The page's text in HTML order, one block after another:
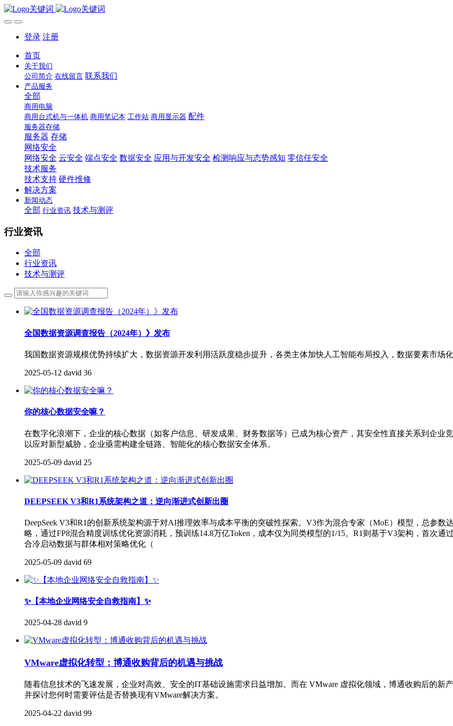
登录 注册
首页
关于我们
公司简介 在线留言 联系我们
产品服务
全部
商用电脑
商用台式机与一体机 商用笔记本 工作站 商用显示器 配件
服务器存储
服务器 存储
网络安全
网络安全 云安全 端点安全 数据安全 应用与开发安全 检测响应与态势感知 零信任安全
技术服务
技术支持 硬件维修
解决方案
新闻动态
全部 行业资讯 技术与测评
行业资讯
全部
行业资讯
技术与测评
全国数据资源调查报告（2024年）》发布
我国数据资源规模优势持续扩大，数据资源开发利用活跃度稳步提升，各类主体加快人工智能布局投入，数据要素市场
2025-05-12 david 36
你的核心数据安全嘛？
在数字化浪潮下，企业的核心数据（如客户信息、研发成果、财务数据等）已成为核心资产，其安全性直接关系到企业
以应对新型威胁，企业亟需构建全链路、智能化的核心数据安全体系。
2025-05-09 david 25
DEEPSEEK V3和R1系统架构之道：逆向渐进式创新出圈
DeepSeek V3和R1的创新系统架构源于对AI推理效率与成本平衡的突破性探索。V3作为混合专家（MoE）模型，总参
略，通过FP8混合精度训练优化资源消耗，预训练14.8万亿Token，成本仅为同类模型的1/15。R1则基于V3架构，首次
合冷启动数据与群体相对策略优化（
2025-05-09 david 69
✨【本地企业网络安全自救指南】✨
2025-04-28 david 9
VMware虚拟化转型：博通收购背后的机遇与挑战
随着信息技术的飞速发展，企业对高效、安全的IT基础设施需求日益增加。而在 VMware 虚拟化领域，博通收购后的新
并探讨您何时需要评估是否替换现有VMware解决方案。
2025-04-22 david 99